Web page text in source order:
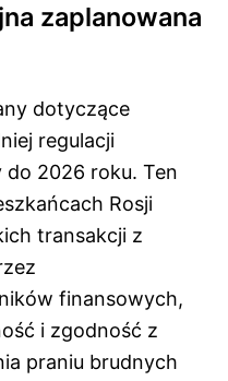
zaplanowana
dotyczące
regulacji
2026 roku. Ten
Rosji
transakcji z
finansowych,
i zgodność z
praniu brudnych